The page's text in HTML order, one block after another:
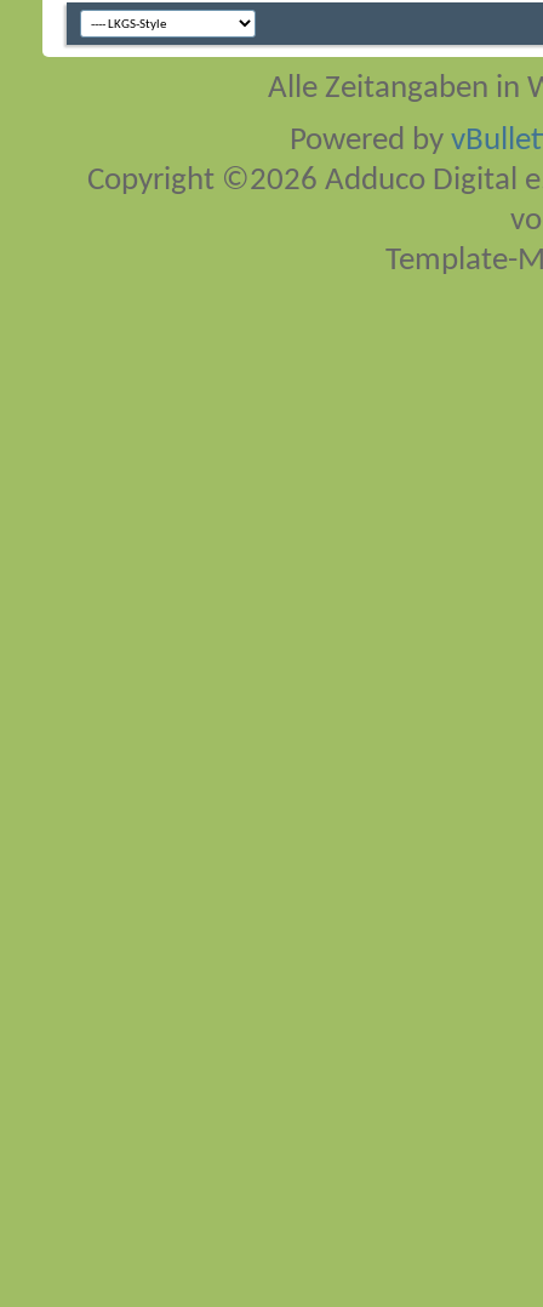
Alle Zeitangaben in
Powered by
Copyright ©2026 Adduco Digital
Template-